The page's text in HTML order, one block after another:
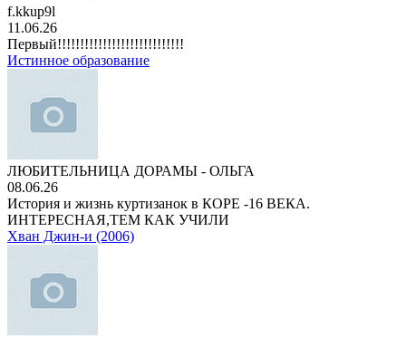
f.kkup9l
11.06.26
Первый!!!!!!!!!!!!!!!!!!!!!!!!!!!!
Истинное образование
ЛЮБИТЕЛЬНИЦА ДОРАМЫ - ОЛЬГА
08.06.26
История и жизнь куртизанок в КОРЕ -16 ВЕКА.
ИНТЕРЕСНАЯ,ТЕМ КАК УЧИЛИ
Хван Джин-и (2006)